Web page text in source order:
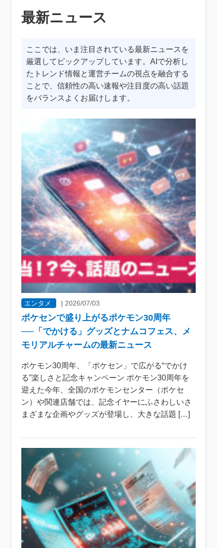
最新ニュース
ここでは、いま注目されている最新ニュースを
厳選してピックアップしています。AIで分析し
たトレンド情報と運営チームの視点を融合する
ことで、信頼性の高い速報や注目度の高い話題
をバランスよくお届けします。
エンタメ | 2026/07/03
ポケセンで盛り上がるポケモン30周年
──「でかける」グッズとナムコフェス、メ
モリアルチャームの最新ニュース
ポケモン30周年、「ポケセン」で広がる“でかけ
る”楽しさと記念キャンペーン ポケモン30周年を
迎えた今年、全国のポケモンセンター（ポケセ
ン）や関連店舗では、記念イヤーにふさわしいさ
まざまな企画やグッズが登場し、大きな話題 […]